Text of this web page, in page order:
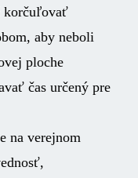
korčuľovať
aby neboli
ploche
čas určený pre
na verejnom